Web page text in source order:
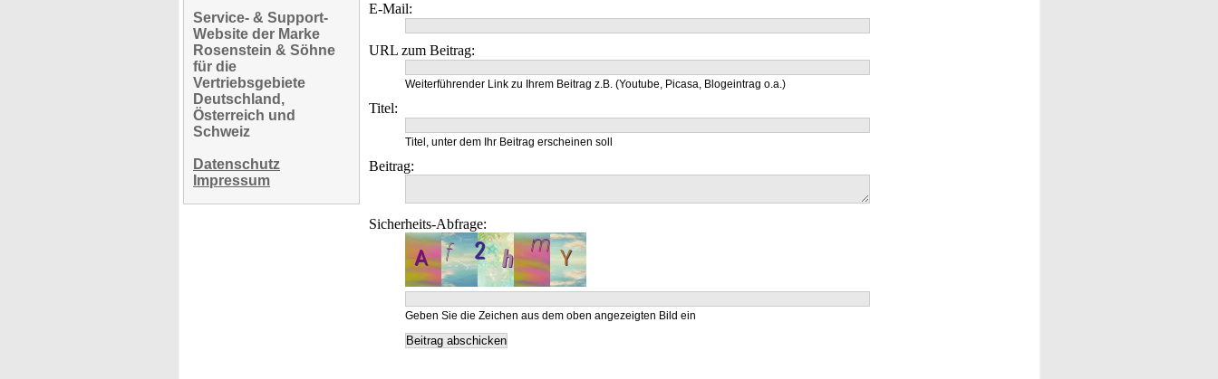
Service- & Support-
Website der Marke
Rosenstein & Söhne
für die
Vertriebsgebiete
Deutschland,
Österreich und
Schweiz
Datenschutz
Impressum
E-Mail:
URL zum Beitrag:
Weiterführender Link zu Ihrem Beitrag z.B. (Youtube, Picasa, Blogeintrag o.a.)
Titel:
Titel, unter dem Ihr Beitrag erscheinen soll
Beitrag:
Sicherheits-Abfrage:
Geben Sie die Zeichen aus dem oben angezeigten Bild ein